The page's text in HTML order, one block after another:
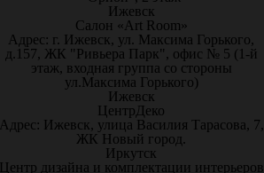
Ижевск
Салон «Art Room»
Адрес: г. Ижевск, ул. Максима Горького,
д.157, ЖК "Ривьера Парк", офис № 5 (1-й
этаж, входная группа со стороны
ул.Максима Горького)
Ижевск
ЦентрДеко
Ижевск, улица Василия Тарасова, 7,
ЖК Новый город.
Иркутск
дизайна и комплектации интерьеров